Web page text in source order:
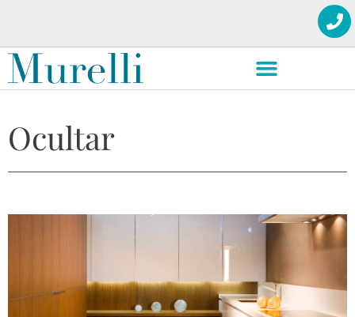
Ocultar